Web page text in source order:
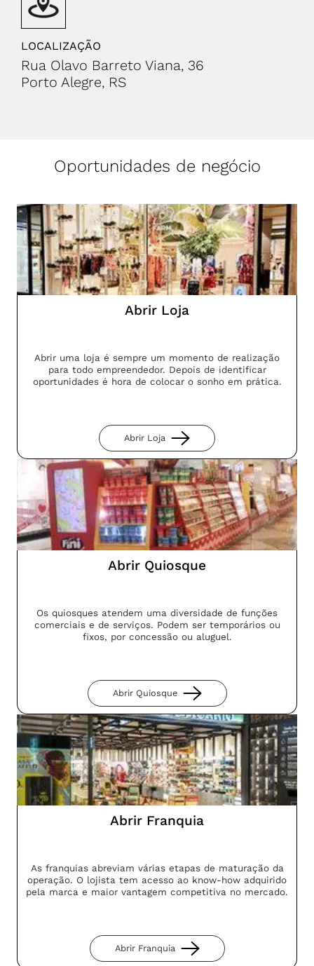
LOCALIZAÇÃO
Rua Olavo Barreto Viana, 36
Porto Alegre, RS
Oportunidades de negócio
Abrir Loja
Abrir uma loja é sempre um momento de realização
para todo empreendedor. Depois de identificar
oportunidades é hora de colocar o sonho em prática.
Abrir Loja
Abrir Quiosque
Os quiosques atendem uma diversidade de funções
comerciais e de serviços. Podem ser temporários ou
fixos, por concessão ou aluguel.
Abrir Quiosque
Abrir Franquia
As franquias abreviam várias etapas de maturação da
operação. O lojista tem acesso ao know-how adquirido
pela marca e maior vantagem competitiva no mercado.
Abrir Franquia